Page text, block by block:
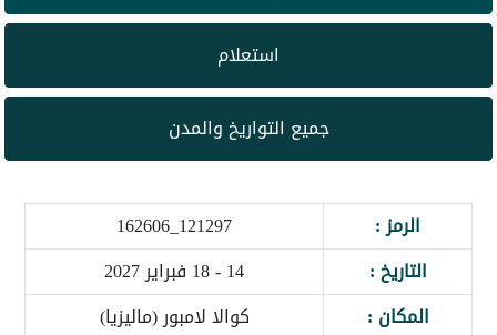
استعلام
جميع التواريخ والمدن
الرمز :
121297_162606
التاريخ :
14 - 18 فبراير 2027
المكان :
كوالا لامبور (ماليزيا)